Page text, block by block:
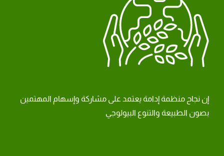
إن نجاح منظمة إدامة يعتمد على مشاركة وإسهام المهتمين
بصون الطبيعة والتنوع البيولوجي